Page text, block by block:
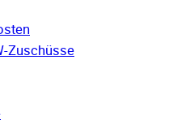
Zuschüsse